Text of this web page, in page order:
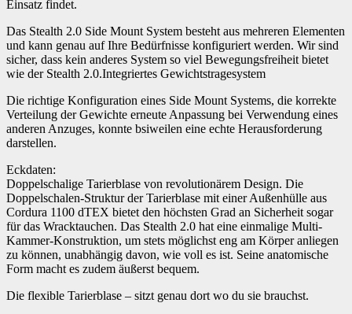
Einsatz findet.
Das Stealth 2.0 Side Mount System besteht aus mehreren Elementen
und kann genau auf Ihre Bedürfnisse konfiguriert werden. Wir sind
sicher, dass kein anderes System so viel Bewegungsfreiheit bietet
wie der Stealth 2.0.Integriertes Gewichtstragesystem
Die richtige Konfiguration eines Side Mount Systems, die korrekte
Verteilung der Gewichte erneute Anpassung bei Verwendung eines
anderen Anzuges, konnte bsiweilen eine echte Herausforderung
darstellen.
Eckdaten:
Doppelschalige Tarierblase von revolutionärem Design. Die
Doppelschalen-Struktur der Tarierblase mit einer Außenhülle aus
Cordura 1100 dTEX bietet den höchsten Grad an Sicherheit sogar
für das Wracktauchen. Das Stealth 2.0 hat eine einmalige Multi-
Kammer-Konstruktion, um stets möglichst eng am Körper anliegen
zu können, unabhängig davon, wie voll es ist. Seine anatomische
Form macht es zudem äußerst bequem.
Die flexible Tarierblase – sitzt genau dort wo du sie brauchst.